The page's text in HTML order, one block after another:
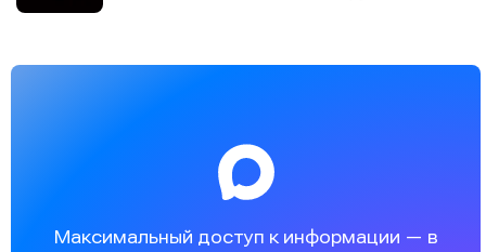
Максимальный доступ к информации — в